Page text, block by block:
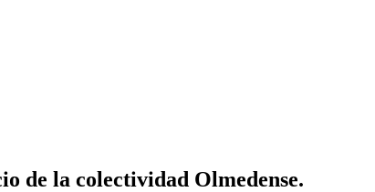
de la colectividad Olmedense.